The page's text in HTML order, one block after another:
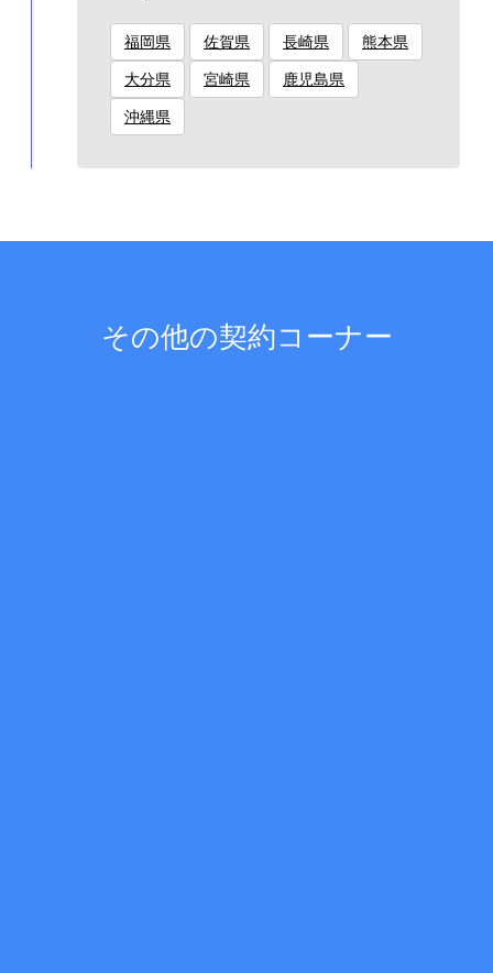
福岡県 佐賀県 長崎県 熊本県
大分県 宮崎県 鹿児島県
沖縄県
その他の契約コーナー